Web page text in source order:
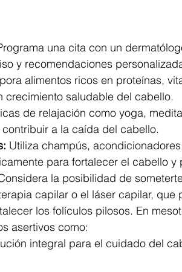
una cita con un
y recomendaciones
alimentos ricos en proteínas,
crecimiento saludable del cabello.
de relajación como yoga,
a la caída del cabello.
Utiliza champús,
para fortalecer el cabello y
la posibilidad de
capilar o el láser capilar, que
los folículos pilosos. En
asertivos como:
integral para el cuidado del